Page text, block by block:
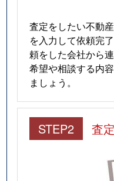
査定をしたい不動
を入力して依頼完
頼をした会社から連
希望や相談する内
ましょう。
STEP2 査